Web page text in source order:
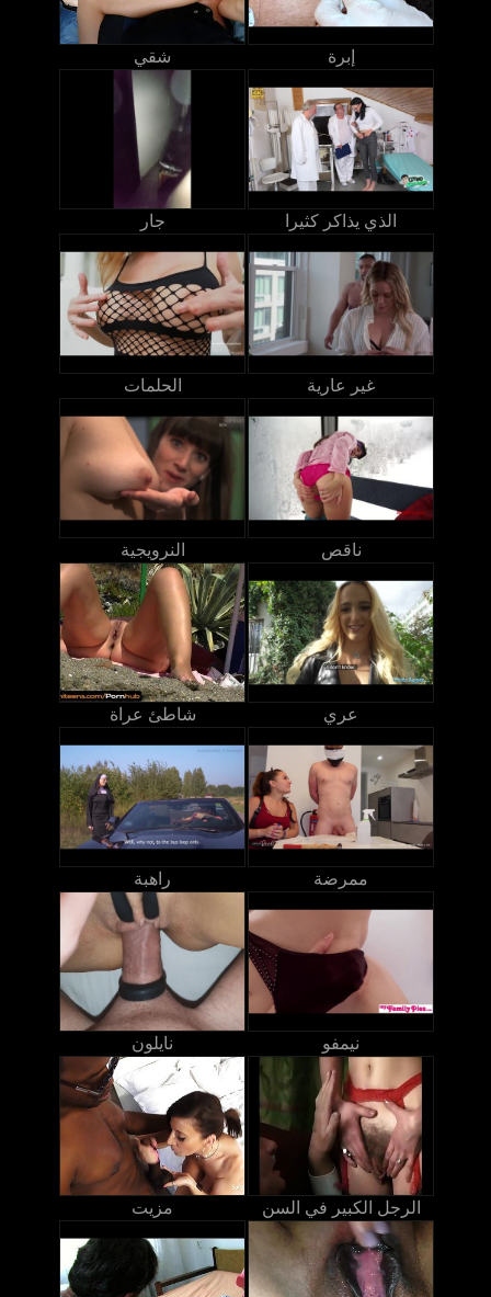
شقي إبرة
جار الذي يذاكر كثيرا
الحلمات غير عارية
النرويجية ناقص
شاطئ عراة عري
راهبة ممرضة
نايلون نيمفو
مزيت الرجل الكبير في السن